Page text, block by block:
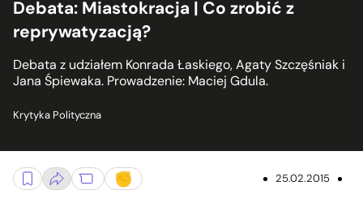
Debata: Miastokracja | Co zrobić z
reprywatyzacją?
Debata z udziałem Konrada Łaskiego, Agaty Szczęśniak i
Jana Śpiewaka. Prowadzenie: Maciej Gdula.
Krytyka Polityczna
25.02.2015